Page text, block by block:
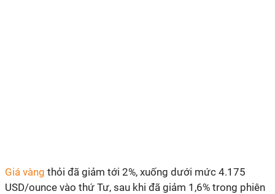
Giá vàng thỏi đã giảm tới 2%, xuống dưới mức 4.175
USD/ounce vào thứ Tư, sau khi đã giảm 1,6% trong phiên